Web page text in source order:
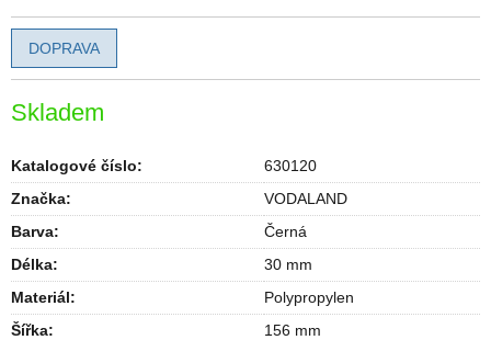
Skladem
Katalogové číslo:
630120
Značka:
VODALAND
Barva:
Černá
Délka:
30 mm
Materiál:
Polypropylen
Šířka: 156 mm
DOPRAVA